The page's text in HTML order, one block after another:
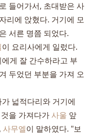
들어가서, 초대받은 사
리에 앉혔다. 거기에 모
서른 명쯤 되었다.
이 요리사에게 일렀다.
게 잘 간수하라고 부
두었던 부분을 가져 오
넓적다리와 거기에
을 가져다가 사울 앞
사무엘이 말하였다. "보